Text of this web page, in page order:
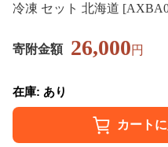
冷凍 セット 北海道
寄附金額 26,000円
在庫: あり